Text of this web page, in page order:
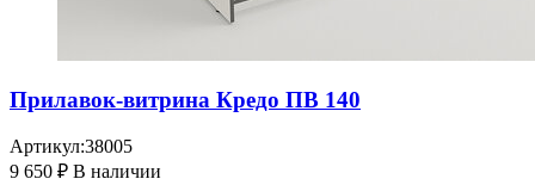
Прилавок-витрина Кредо ПВ 140
Артикул:38005
9 650 ₽ В наличии